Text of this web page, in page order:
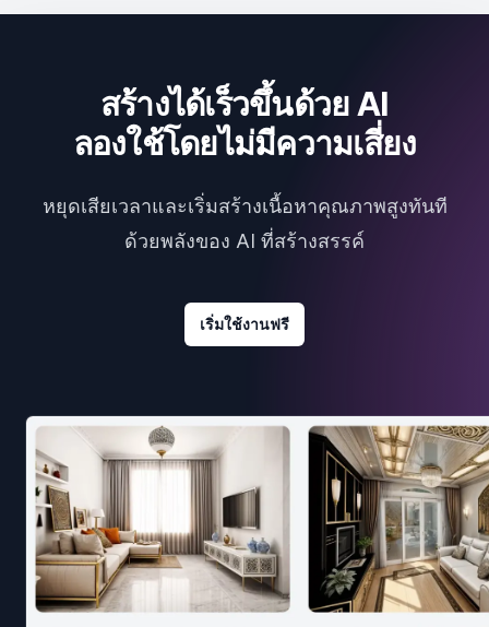
สร้างได้เร็วขึ้นด้วย AI
ลองใช้โดยไม่มีความเสี่ยง
หยุดเสียเวลาและเริ่มสร้างเนื้อหาคุณภาพสูงทันที
ด้วยพลังของ AI ที่สร้างสรรค์
เริ่มใช้งานฟรี